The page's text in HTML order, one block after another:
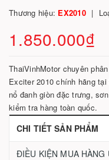
Thương hiệu: EX2010
1.850.000₫
ThaiVinhMotor chuyên
Exciter 2010 chính hãng
nổ đanh giòn đặc trưng,
kiểm tra hàng toàn quốc.
CHI TIẾT SẢN PHẨM
ĐIỀU KIỆN MUA HÀNG